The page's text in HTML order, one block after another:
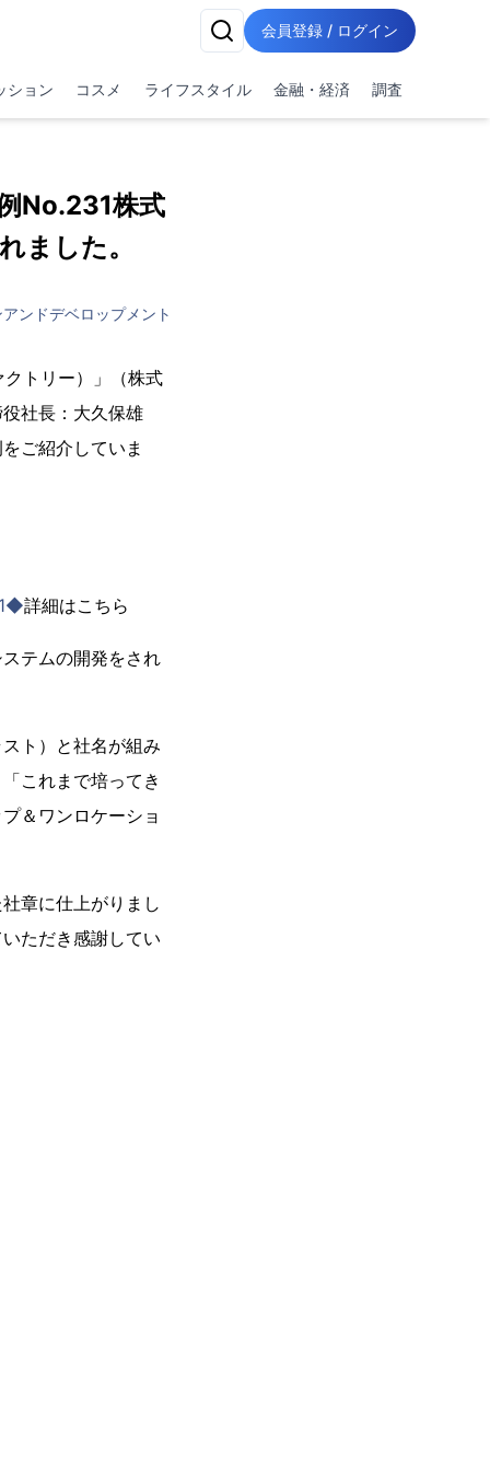
会員登録 / ログイン
ション コスメ ライフスタイル 金融・経済 調査
No.231株式
ました。
ンドデベロップメント
トリー）」（株式
社長：大久保雄
ご紹介していま
詳細はこちら
テムの開発をされ
ト）と社名が組み
これまで培ってき
＆ワンロケーショ
章に仕上がりまし
ただき感謝してい